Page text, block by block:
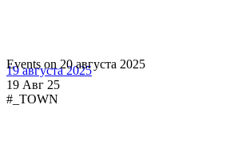
19 августа 2025
19 Авг 25
#_TOWN
Events on 20 августа 2025